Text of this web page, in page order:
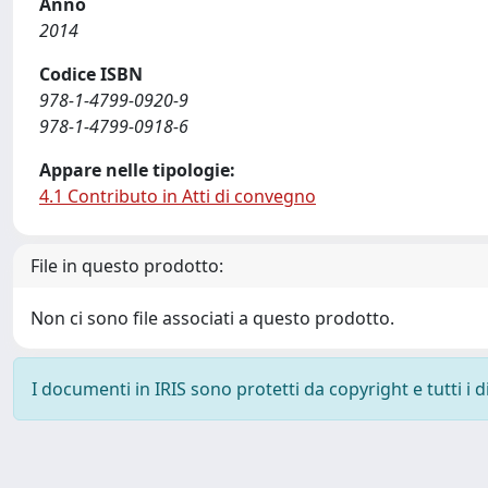
2014
Codice ISBN
978-1-4799-0920-9
978-1-4799-0918-6
Appare nelle tipologie:
4.1 Contributo in Atti di convegno
File in questo prodotto:
Non ci sono file associati a questo prodotto.
I documenti in IRIS sono protetti da copyright e tutti i